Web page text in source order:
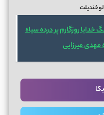
خدایا روزگارم پر درده سیاه
مهدی میرزایی